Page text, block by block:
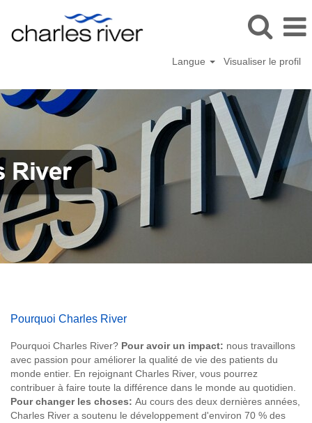
Langue Visualiser le profil
Pourquoi Charles River
Pourquoi Charles River? Pour avoir un impact: nous travaillons
avec passion pour améliorer la qualité de vie des patients du
monde entier. En rejoignant Charles River, vous pourrez
contribuer à faire toute la différence dans le monde au quotidien.
Pour changer les choses: Au cours des deux dernières années,
Charles River a soutenu le développement d'environ 70 % des